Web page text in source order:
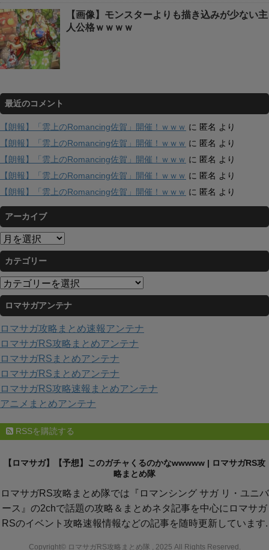
【画像】モンスターよりも描き込みが少ない主
人公格ｗｗｗｗ
最近のコメント
【朗報】「雲上のRomancing佐賀」開催！ｗｗｗ に 匿名 より
【朗報】「雲上のRomancing佐賀」開催！ｗｗｗ に 匿名 より
【朗報】「雲上のRomancing佐賀」開催！ｗｗｗ に 匿名 より
【朗報】「雲上のRomancing佐賀」開催！ｗｗｗ に 匿名 より
【朗報】「雲上のRomancing佐賀」開催！ｗｗｗ に 匿名 より
アーカイブ
ア
ー
カ
イ
ブ
カテゴリー
カ
テ
ゴ
リ
ー
ロマサガアンテナ
ロマサガ攻略まとめ速報アンテナ
ロマサガRS攻略まとめアンテナ
ロマサガRSまとめアンテナ
ロマサガRSまとめアンテナ
ロマサガRS攻略速報まとめアンテナ
アニメまとめアンテナ
RSSを購読する
【ロマサガ】【予想】このガチャくるのかなwwwww | ロマサガRS攻
略まとめ隊
ロマサガRS攻略まとめ隊では『ロマンシング サガ リ・ユニバ
ース』の2chで話題の攻略＆まとめネタ記事を中心にロマサガ
RSのイベント攻略速報情報などの記事を随時更新しています.
Copyright© ロマサガRS攻略まとめ隊 , 2025 All Rights Reserved.